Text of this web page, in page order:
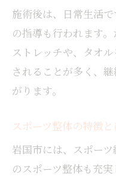
施術後は、日常生活
の指導も行われます
ストレッチや、タオ
されることが多く、
がります。
スポーツ整体の特徴
岩国市には、スポー
のスポーツ整体も充